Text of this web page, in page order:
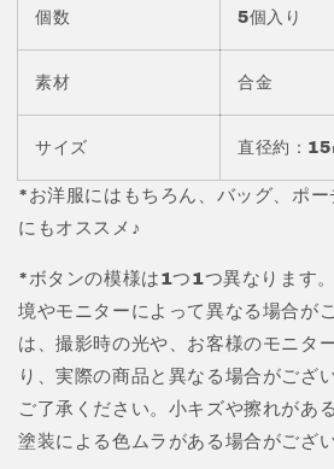
入
り
JPC129-
15
の
数
量
を
減
ら
り
の
量
を
や
個数 5個入り
素材 合金
サイズ 直径約：15
*お洋服にはもちろん、バッグ、ポー
にもオススメ♪
*ボタンの模様は1つ1つ異なります
境やモニターによって異なる場合が
は、撮影時の光や、お客様のモニタ
り、実際の商品と異なる場合がござ
ご了承ください。小キズや擦れがあ
塗装による色ムラがある場合がござい